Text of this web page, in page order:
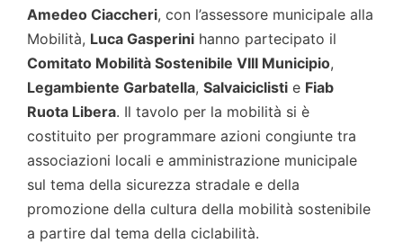
Amedeo Ciaccheri, con l’assessore municipale alla
Mobilità, Luca Gasperini hanno partecipato il
Comitato Mobilità Sostenibile VIII Municipio,
Legambiente Garbatella, Salvaiciclisti e Fiab
Ruota Libera. Il tavolo per la mobilità si è
costituito per programmare azioni congiunte tra
associazioni locali e amministrazione municipale
sul tema della sicurezza stradale e della
promozione della cultura della mobilità sostenibile
a partire dal tema della ciclabilità.